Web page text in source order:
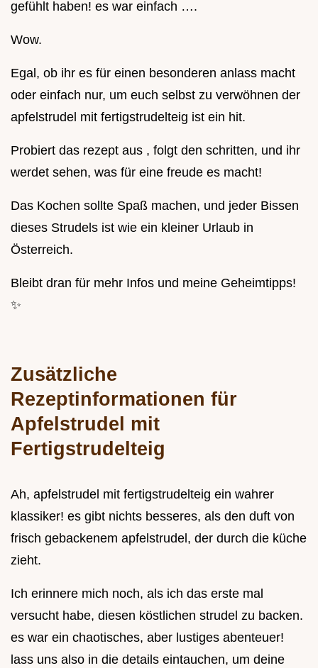
gefühlt haben! es war einfach ….
Wow.
Egal, ob ihr es für einen besonderen anlass macht
oder einfach nur, um euch selbst zu verwöhnen der
apfelstrudel mit fertigstrudelteig ist ein hit.
Probiert das rezept aus , folgt den schritten, und ihr
werdet sehen, was für eine freude es macht!
Das Kochen sollte Spaß machen, und jeder Bissen
dieses Strudels ist wie ein kleiner Urlaub in
Österreich.
Bleibt dran für mehr Infos und meine Geheimtipps!
✨
Zusätzliche
Rezeptinformationen für
Apfelstrudel mit
Fertigstrudelteig
Ah, apfelstrudel mit fertigstrudelteig ein wahrer
klassiker! es gibt nichts besseres, als den duft von
frisch gebackenem apfelstrudel, der durch die küche
zieht.
Ich erinnere mich noch, als ich das erste mal
versucht habe, diesen köstlichen strudel zu backen.
es war ein chaotisches, aber lustiges abenteuer!
lass uns also in die details eintauchen, um deine